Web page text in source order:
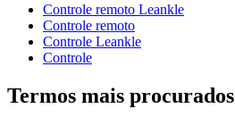
Controle remoto Leankle
Controle remoto
Controle Leankle
Controle
Termos mais procurados